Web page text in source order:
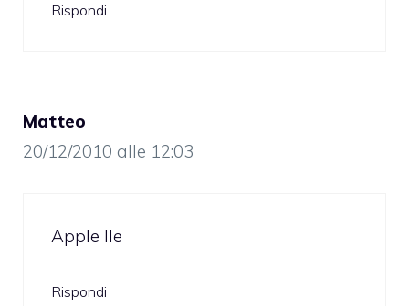
Rispondi
Matteo
20/12/2010 alle 12:03
Apple IIe
Rispondi